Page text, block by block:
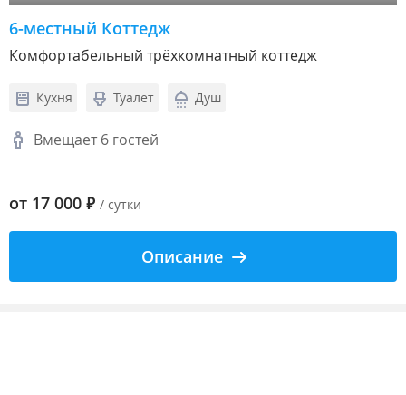
6-местный Коттедж
Комфортабельный трёхкомнатный коттедж
Кухня Туалет Душ
Вмещает 6 гостей
от 17 000 ₽ / сутки
Описание